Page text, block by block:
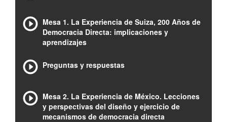
Mesa 1. La Experiencia de Suiza, 200 Años de
Democracia Directa: implicaciones y
aprendizajes
Preguntas y respuestas
Mesa 2. La Experiencia de México. Lecciones
y perspectivas del diseño y ejercicio de
mecanismos de democracia directa